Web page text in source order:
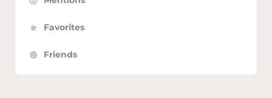
Favorites
Friends